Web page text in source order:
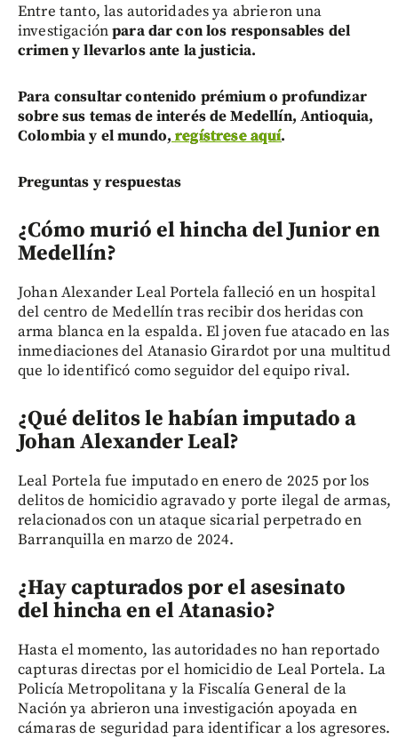
Entre tanto, las autoridades ya abrieron una
investigaciónpara dar con los responsables del
crimen y llevarlos ante la justicia.
Para consultar contenido prémium o profundizar
sobre sus temas de interés de Medellín, Antioquia,
Colombia y el mundo, regístrese aquí.
Preguntas y respuestas
¿Cómo murió el hincha del Junior en
Medellín?
Johan Alexander Leal Portela falleció en un hospital
del centro de Medellín tras recibir dos heridas con
arma blanca en la espalda. El joven fue atacado en las
inmediaciones del Atanasio Girardot por una multitud
que lo identificó como seguidor del equipo rival.
¿Qué delitos le habían imputado a
Johan Alexander Leal?
Leal Portela fue imputado en enero de 2025 por los
delitos de homicidio agravado y porte ilegal de armas,
relacionados con un ataque sicarial perpetrado en
Barranquilla en marzo de 2024.
¿Hay capturados por el asesinato
del hincha en el Atanasio?
Hasta el momento, las autoridades no han reportado
capturas directas por el homicidio de Leal Portela. La
Policía Metropolitana y la Fiscalía General de la
Nación ya abrieron una investigación apoyada en
cámaras de seguridad para identificar a los agresores.